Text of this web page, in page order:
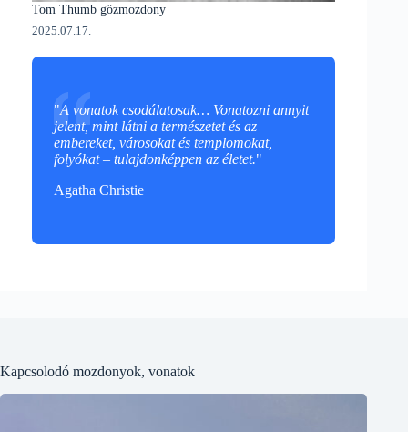
Tom Thumb gőzmozdony
2025.07.17.
"A vonatok csodálatosak… Vonatozni annyit
jelent, mint látni a természetet és az
embereket, városokat és templomokat,
folyókat – tulajdonképpen az életet."
Agatha Christie
Kapcsolodó mozdonyok, vonatok